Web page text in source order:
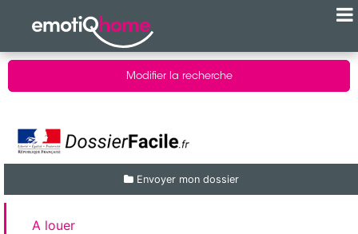
Modifier la recherche
Envoyer mon dossier
A louer